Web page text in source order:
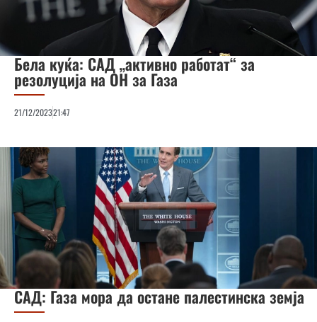
Бела куќа: САД „активно работат“ за
резолуција на ОН за Газа
21/12/202321:47
САД: Газа мора да остане палестинска земја